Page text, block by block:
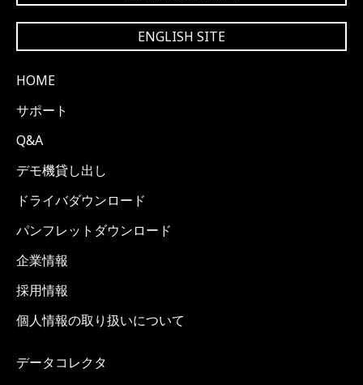
ENGLISH SITE
HOME
サポート
Q&A
デモ機貸し出し
ドライバダウンロード
パンフレットダウンロード
企業情報
採用情報
個人情報の取り扱いについて
データコレクタ